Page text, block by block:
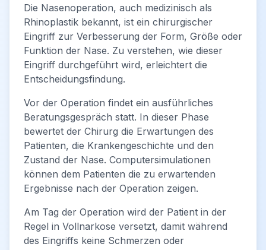
Die Nasenoperation, auch medizinisch als
Rhinoplastik bekannt, ist ein chirurgischer
Eingriff zur Verbesserung der Form, Größe oder
Funktion der Nase. Zu verstehen, wie dieser
Eingriff durchgeführt wird, erleichtert die
Entscheidungsfindung.
Vor der Operation findet ein ausführliches
Beratungsgespräch statt. In dieser Phase
bewertet der Chirurg die Erwartungen des
Patienten, die Krankengeschichte und den
Zustand der Nase. Computersimulationen
können dem Patienten die zu erwartenden
Ergebnisse nach der Operation zeigen.
Am Tag der Operation wird der Patient in der
Regel in Vollnarkose versetzt, damit während
des Eingriffs keine Schmerzen oder